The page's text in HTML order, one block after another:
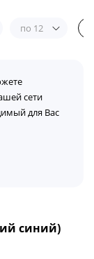
по 12
сети
для Вас
синий)